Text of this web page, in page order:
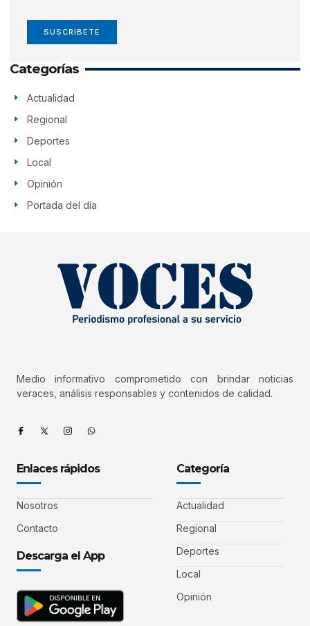
SUSCRÍBETE
Categorías
Actualidad
Regional
Deportes
Local
Opinión
Portada del día
Medio informativo comprometido con brindar noticias
veraces, análisis responsables y contenidos de calidad.
Enlaces rápidos
Nosotros
Contacto
Descarga el App
Categoría
Actualidad
Regional
Deportes
Local
Opinión